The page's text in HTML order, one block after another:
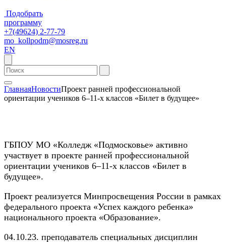
Подобрать
программу
+7(49624) 2-77-79
mo_kollpodm@mosreg.ru
EN
ГлавнаяНовостиПроект ранней профессиональной
ориентации учеников 6–11-х классов «Билет в будущее»
ГБПОУ МО «Колледж «Подмосковье» активно
участвует в проекте ранней профессиональной
ориентации учеников 6–11-х классов «Билет в
будущее».
Проект реализуется Минпросвещения России в рамках
федерального проекта «Успех каждого ребенка»
национального проекта «Образование».
04.10.23. преподаватель специальных дисциплин